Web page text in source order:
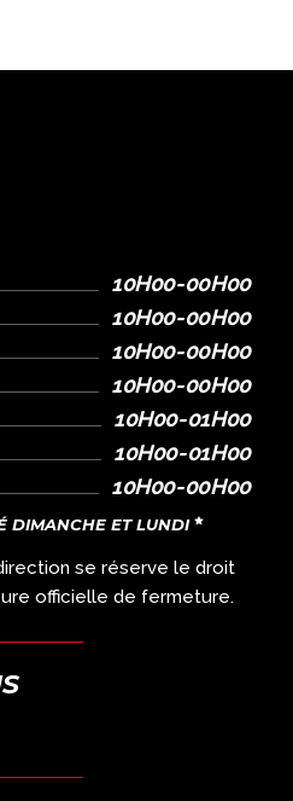
10H00-00H00
10H00-00H00
10H00-00H00
10H00-00H00
10H00-01H00
10H00-01H00
10H00-00H00
DIMANCHE ET LUNDI
se réserve le droit
officielle de fermeture.